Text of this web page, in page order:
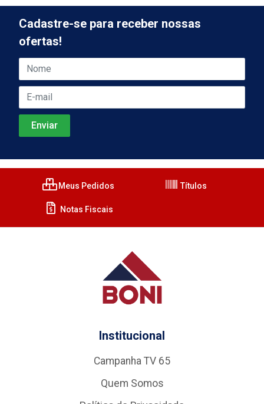
Cadastre-se para receber nossas
ofertas!
Meus Pedidos Títulos
Notas Fiscais
Institucional
Campanha TV 65
Quem Somos